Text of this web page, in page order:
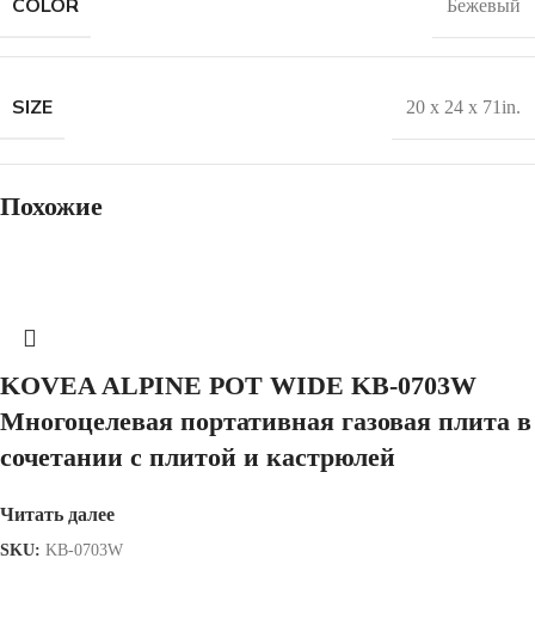
COLOR Бежевый
SIZE 20 x 24 x 71in.
Похожие
KOVEA ALPINE POT WIDE KB-0703W
Многоцелевая портативная газовая плита в
сочетании с плитой и кастрюлей
Читать далее
SKU: KB-0703W